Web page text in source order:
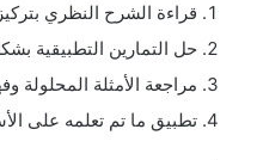
قراءة الشرح النظري
حل التمارين التطبيقية
مراجعة الأمثلة المحلولة
تطبيق ما تم تعلمه على